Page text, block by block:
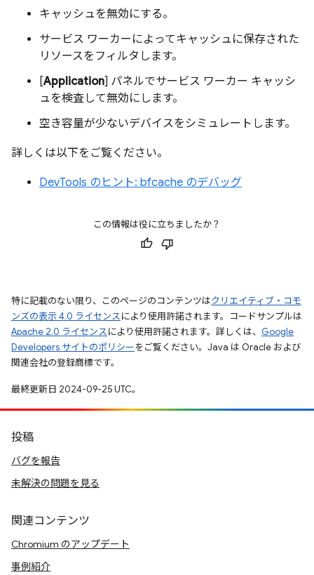
キャッシュを無効にする。
サービス ワーカーによってキャッシュに保存された
リソースをフィルタします。
[Application] パネルでサービス ワーカー キャッシ
ュを検査して無効にします。
空き容量が少ないデバイスをシミュレートします。
詳しくは以下をご覧ください。
DevTools のヒント: bfcache のデバッグ
この情報は役に立ちましたか？
特に記載のない限り、このページのコンテンツはクリエイティブ・コモ
ンズの表示 4.0 ライセンスにより使用許諾されます。コードサンプルは
Apache 2.0 ライセンスにより使用許諾されます。詳しくは、 Google
Developers サイトのポリシーをご覧ください。Java は Oracle および
関連会社の登録商標です。
最終更新日 2024-09-25 UTC。
投稿
バグを報告
未解決の問題を見る
関連コンテンツ
Chromium のアップデート
事例紹介